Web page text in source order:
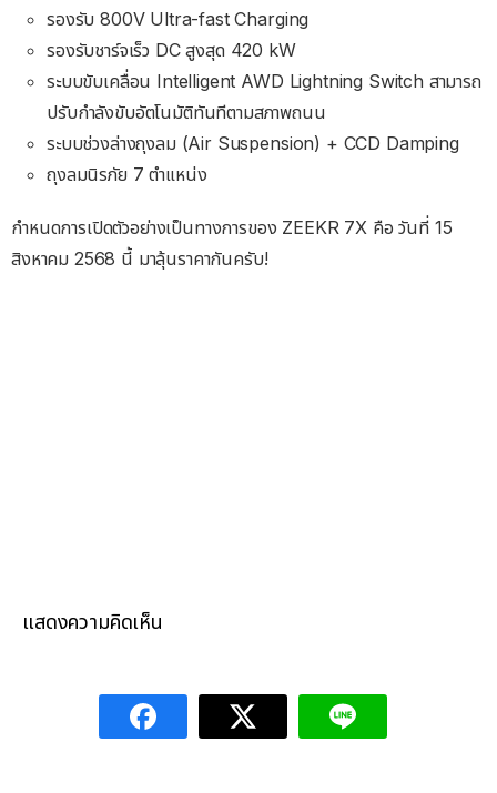
รองรับ 800V Ultra-fast Charging
รองรับชาร์จเร็ว DC สูงสุด 420 kW
ระบบขับเคลื่อน Intelligent AWD Lightning Switch สามารถ
ปรับกำลังขับอัตโนมัติทันทีตามสภาพถนน
ระบบช่วงล่างถุงลม (Air Suspension) + CCD Damping
ถุงลมนิรภัย 7 ตำแหน่ง
กำหนดการเปิดตัวอย่างเป็นทางการของ ZEEKR 7X คือ วันที่ 15
สิงหาคม 2568 นี้ มาลุ้นราคากันครับ!
แสดงความคิดเห็น